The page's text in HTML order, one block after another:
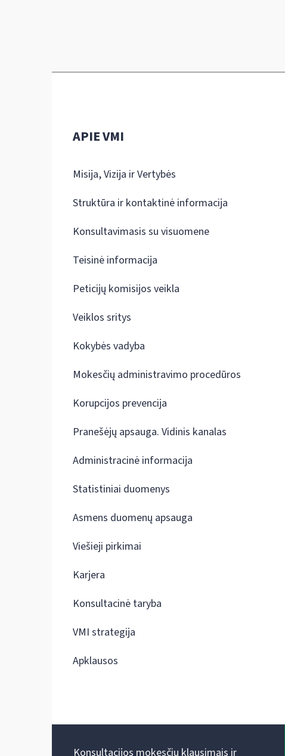
APIE VMI
Misija, Vizija ir Vertybės
Struktūra ir kontaktinė informacija
Konsultavimasis su visuomene
Teisinė informacija
Peticijų komisijos veikla
Veiklos sritys
Kokybės vadyba
Mokesčių administravimo procedūros
Korupcijos prevencija
Pranešėjų apsauga. Vidinis kanalas
Administracinė informacija
Statistiniai duomenys
Asmens duomenų apsauga
Viešieji pirkimai
Karjera
Konsultacinė taryba
VMI strategija
Apklausos
Konsultacijos mokesčių klausimais ir